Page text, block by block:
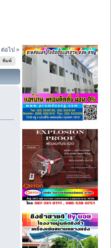
ต่อไป »
พิมพ์